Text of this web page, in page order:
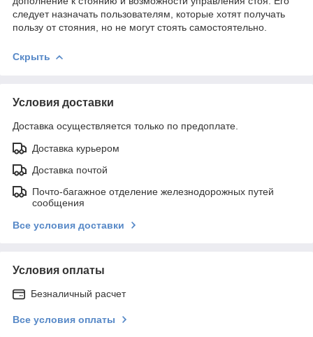
следует назначать пользователям, которые хотят получать
пользу от стояния, но не могут стоять самостоятельно.
Скрыть
Условия доставки
Доставка осуществляется только по предоплате.
Доставка курьером
Доставка почтой
Почто-багажное отделение железнодорожных путей
сообщения
Все условия доставки
Условия оплаты
Безналичный расчет
Все условия оплаты